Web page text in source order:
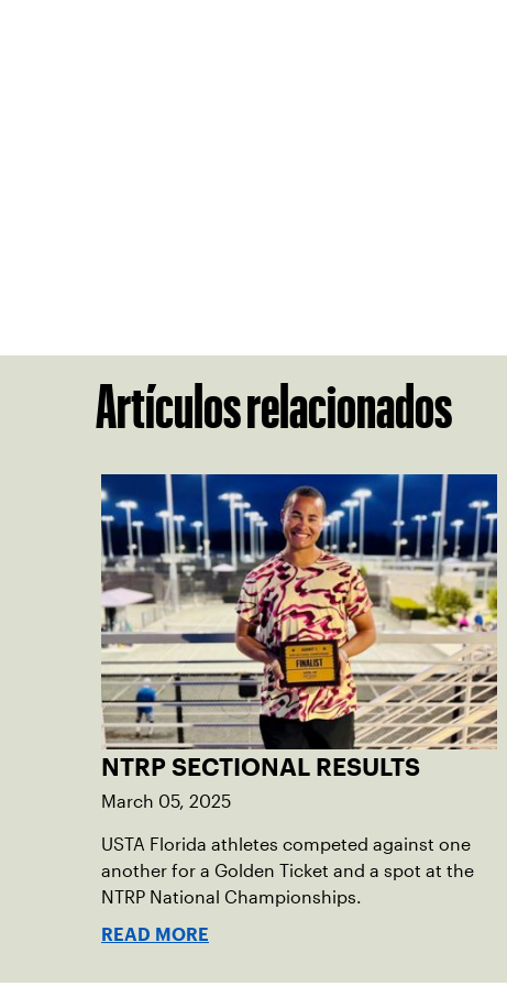
Artículos relacionados
NTRP SECTIONAL RESULTS
March 05, 2025
USTA Florida athletes competed against one
another for a Golden Ticket and a spot at the
NTRP National Championships.
READ MORE